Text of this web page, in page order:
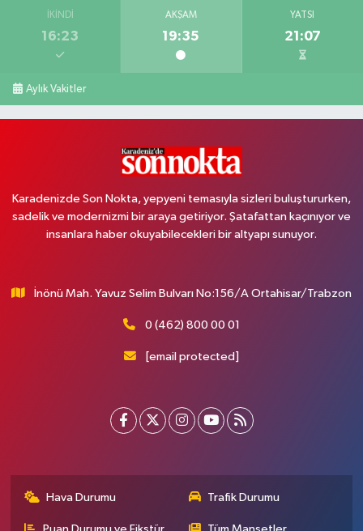
İKINDI
16:23
AKŞAM
19:35
YATSI
21:07
Aylık Vakitler
Karadenizde Son Nokta, yepyeni temasıyla sizleri buluştururken,
sadelik ve modernizmi bir araya getiriyor. Şatafattan kaçınıyor ve
insanlara haber okuyabilecekleri bir altyapı sunuyor.
İnönü Mah. Yavuz Selim Bulvarı No:156/A Ortahisar/Trabzon
0 (462) 800 00 01
[email protected]
Hava Durumu Trafik Durumu